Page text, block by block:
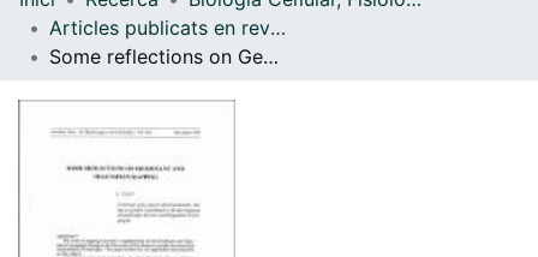
Articles publicats en revistes (Biologia Cel·lular, Fisiologia i Immunologia)
Some reflections on Geobotany and Vegetation mapping